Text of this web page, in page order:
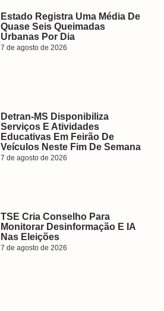
Estado Registra Uma Média De
Quase Seis Queimadas
Urbanas Por Dia
7 de agosto de 2026
Detran-MS Disponibiliza
Serviços E Atividades
Educativas Em Feirão De
Veículos Neste Fim De Semana
7 de agosto de 2026
TSE Cria Conselho Para
Monitorar Desinformação E IA
Nas Eleições
7 de agosto de 2026